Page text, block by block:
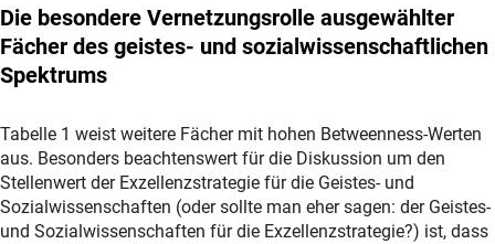
Die besondere Vernetzungsrolle ausgewählter
Fächer des geistes- und sozialwissenschaftlichen
Spektrums
Tabelle 1 weist weitere Fächer mit hohen Betweenness-Werten
aus. Besonders beachtenswert für die Diskussion um den
Stellenwert der Exzellenzstrategie für die Geistes- und
Sozialwissenschaften (oder sollte man eher sagen: der Geistes-
und Sozialwissenschaften für die Exzellenzstrategie?) ist, dass